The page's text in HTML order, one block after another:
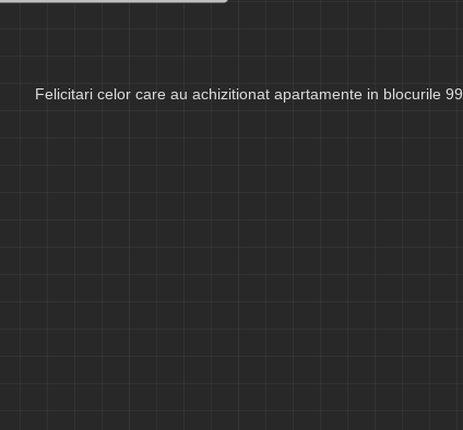
Felicitari celor care au achizitionat apartamente in blocurile 99